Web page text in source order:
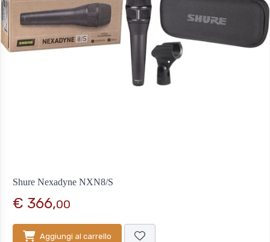
Shure Nexadyne NXN8/S
€ 366,00
Aggiungi al carrello